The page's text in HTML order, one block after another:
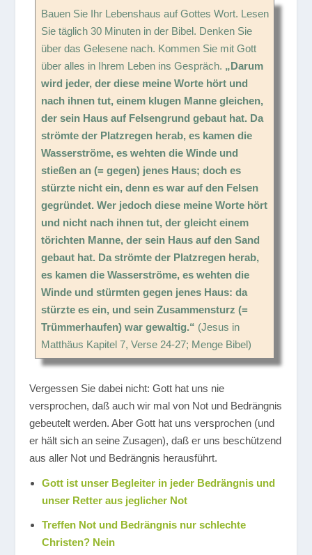
Bauen Sie Ihr Lebenshaus auf Gottes Wort. Lesen
Sie täglich 30 Minuten in der Bibel. Denken Sie
über das Gelesene nach. Kommen Sie mit Gott
über alles in Ihrem Leben ins Gespräch. „Darum
wird jeder, der diese meine Worte hört und
nach ihnen tut, einem klugen Manne gleichen,
der sein Haus auf Felsengrund gebaut hat. Da
strömte der Platzregen herab, es kamen die
Wasserströme, es wehten die Winde und
stießen an (= gegen) jenes Haus; doch es
stürzte nicht ein, denn es war auf den Felsen
gegründet. Wer jedoch diese meine Worte hört
und nicht nach ihnen tut, der gleicht einem
törichten Manne, der sein Haus auf den Sand
gebaut hat. Da strömte der Platzregen herab,
es kamen die Wasserströme, es wehten die
Winde und stürmten gegen jenes Haus: da
stürzte es ein, und sein Zusammensturz (=
Trümmerhaufen) war gewaltig.“ (Jesus in
Matthäus Kapitel 7, Verse 24-27; Menge Bibel)
Vergessen Sie dabei nicht: Gott hat uns nie
versprochen, daß auch wir mal von Not und Bedrängnis
gebeutelt werden. Aber Gott hat uns versprochen (und
er hält sich an seine Zusagen), daß er uns beschützend
aus aller Not und Bedrängnis herausführt.
Gott ist unser Begleiter in jeder Bedrängnis und
unser Retter aus jeglicher Not
Treffen Not und Bedrängnis nur schlechte
Christen? Nein